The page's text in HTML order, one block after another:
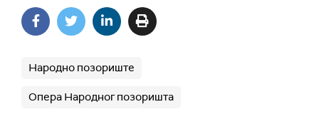
Народно позориште
Опера Народног позоришта